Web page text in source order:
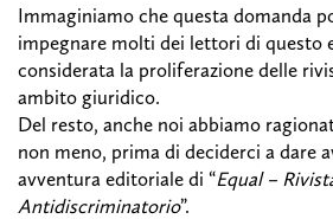
Immaginiamo che questa domanda
impegnare molti dei lettori di questo
considerata la proliferazione delle
ambito giuridico.
Del resto, anche noi abbiamo
non meno, prima di deciderci a dare
avventura editoriale di “Equal –
Antidiscriminatorio”.